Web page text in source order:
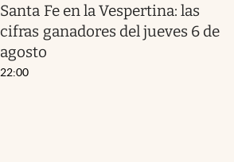
Santa Fe en la Vespertina: las
cifras ganadores del jueves 6 de
agosto
22:00